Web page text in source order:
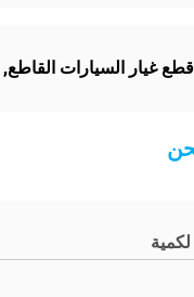
قطع غيار السيارات القاطع,
لكمية